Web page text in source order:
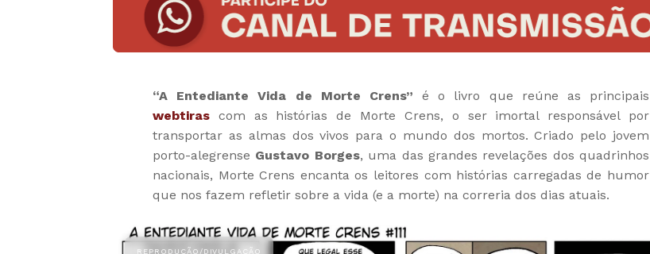
“A Entediante Vida de Morte Crens” é o livro que reúne as principais
webtiras com as histórias de Morte Crens, o ser imortal responsável por
transportar as almas dos vivos para o mundo dos mortos. Criado pelo jovem
porto-alegrense Gustavo Borges, uma das grandes revelações dos quadrinhos
nacionais, Morte Crens encanta os leitores com histórias carregadas de humor
que nos fazem refletir sobre a vida (e a morte) na correria dos dias atuais.